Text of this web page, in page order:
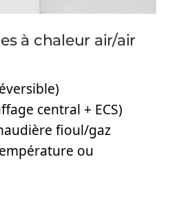
à chaleur air/air
central + ECS)
fioul/gaz
ou